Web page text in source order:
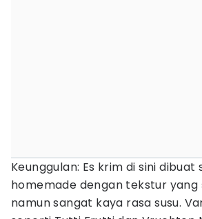
Keunggulan: Es krim di sini dibuat
homemade dengan tekstur yang
namun sangat kaya rasa susu.